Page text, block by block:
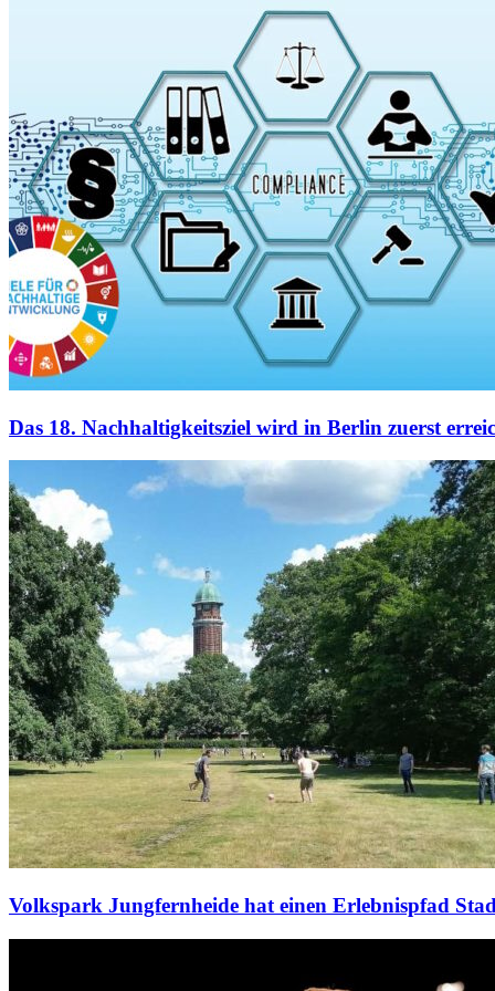
Das 18. Nachhaltigkeitsziel wird in Berlin zuerst
Volkspark Jungfernheide hat einen Erlebnispfad